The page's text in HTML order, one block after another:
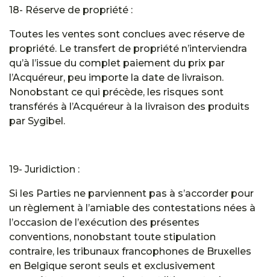
18- Réserve de propriété :
Toutes les ventes sont conclues avec réserve de
propriété. Le transfert de propriété n’interviendra
qu’à l’issue du complet paiement du prix par
l’Acquéreur, peu importe la date de livraison.
Nonobstant ce qui précède, les risques sont
transférés à l’Acquéreur à la livraison des produits
par Sygibel.
19- Juridiction :
Si les Parties ne parviennent pas à s’accorder pour
un règlement à l’amiable des contestations nées à
l’occasion de l’exécution des présentes
conventions, nonobstant toute stipulation
contraire, les tribunaux francophones de Bruxelles
en Belgique seront seuls et exclusivement